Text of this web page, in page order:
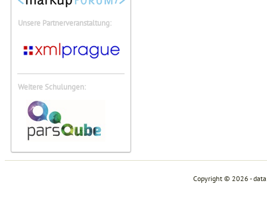
Unsere Partnerveranstaltung:
Weitere Schulungen:
Copyright © 2026 -